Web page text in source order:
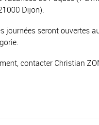
Dijon).
journées seront ouvertes
contacter Christian